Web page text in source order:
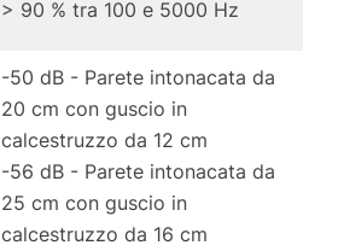
> 90 % tra 100 e 5000 Hz
-50 dB - Parete intonacata da
20 cm con guscio in
calcestruzzo da 12 cm
-56 dB - Parete intonacata da
25 cm con guscio in
calcestruzzo da 16 cm